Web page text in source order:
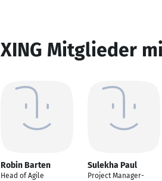
XING Mitglieder
Robin Barten
Head of Agile
Sulekha Paul
Project Manager-